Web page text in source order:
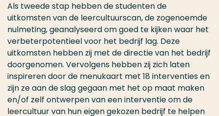
Als tweede stap hebbende studentende
uitkomsten van de leercultuurscan,de zogenoemde
nulmeting,geanalyseerdom goed te kijkenwaar het
verbeterpotentieelvoor het bedrijf lag. Deze
uitkomsten hebben zij met de directie van het bedrijf
doorgenomen. Vervolgens hebben zij zich laten
inspireren door de menukaart met 18 interventiesen
zijn ze aan de slag gegaan met het op maat maken
en/of zelf ontwerpen van een interventie om de
leercultuur van hun eigen gekozen bedrijf te helpen